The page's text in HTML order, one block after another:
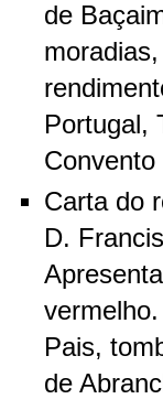
de
Portugal,
Carta do
D.
Pais,
de